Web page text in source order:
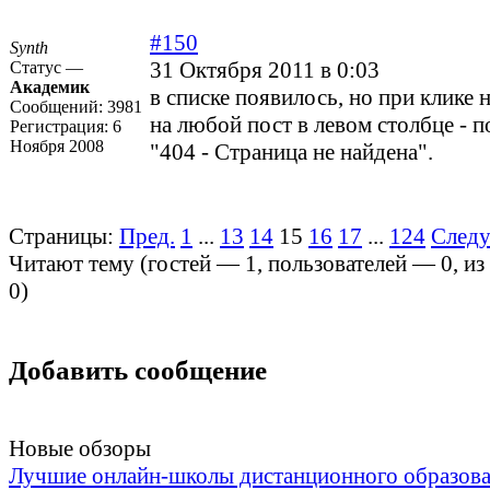
Synth
Статус —
Академик
Сообщений: 3981
Регистрация: 6
Ноября 2008
#150
31 Октября 2011 в 0:03
в списке появилось, но при клике
на любой пост в левом столбце -
"404 - Страница не найдена".
Страницы: Пред. 1 ... 13 14 15 16 17 ... 124
Читают тему (гостей — 1, пользователей —0,
0)
Добавить сообщение
Новые обзоры
Лучшие онлайн-школы дистанционного